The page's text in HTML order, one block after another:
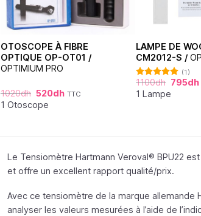
OTOSCOPE À FIBRE
OPTIQUE OP-OT01 /
OPTIMIUM PRO
1020dh 520dh TTC
1 Otoscope
LAMPE DE
CM2012-S /
Note5.00
sur 5
(1)
1100dh 795dh
1 Lampe
Le Tensiomètre Hartmann Veroval® BPU22
et offre un excellent rapport qualité/prix.
Avec ce tensiomètre de la marque
analyser les valeurs mesurées à l’aide de